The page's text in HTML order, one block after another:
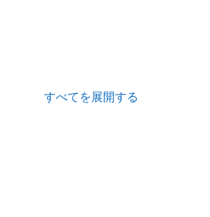
すべてを展開する